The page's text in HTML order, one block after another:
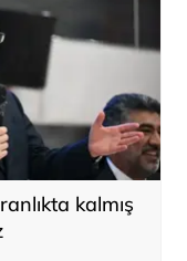
kalmış